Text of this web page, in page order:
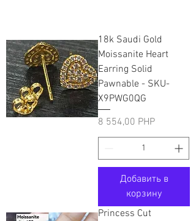
18k Saudi Gold
Moissanite Heart
Earring Solid
Pawnable - SKU-
X9PWG0QG
Цена
8 554,00 PHP
Добавить в
корзину
Princess Cut